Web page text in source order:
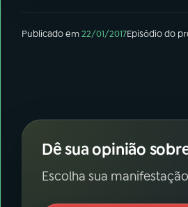
Publicado em22/01/2017Episódiodo
Dê sua opinião
Escolha sua